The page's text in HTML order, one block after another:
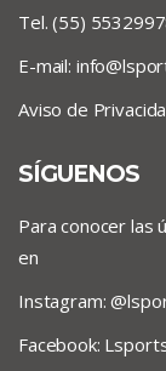
Tel. (55)
E-mail:
Aviso de
SÍGUENOS
Para conocer las
en
Instagram:
Facebook: